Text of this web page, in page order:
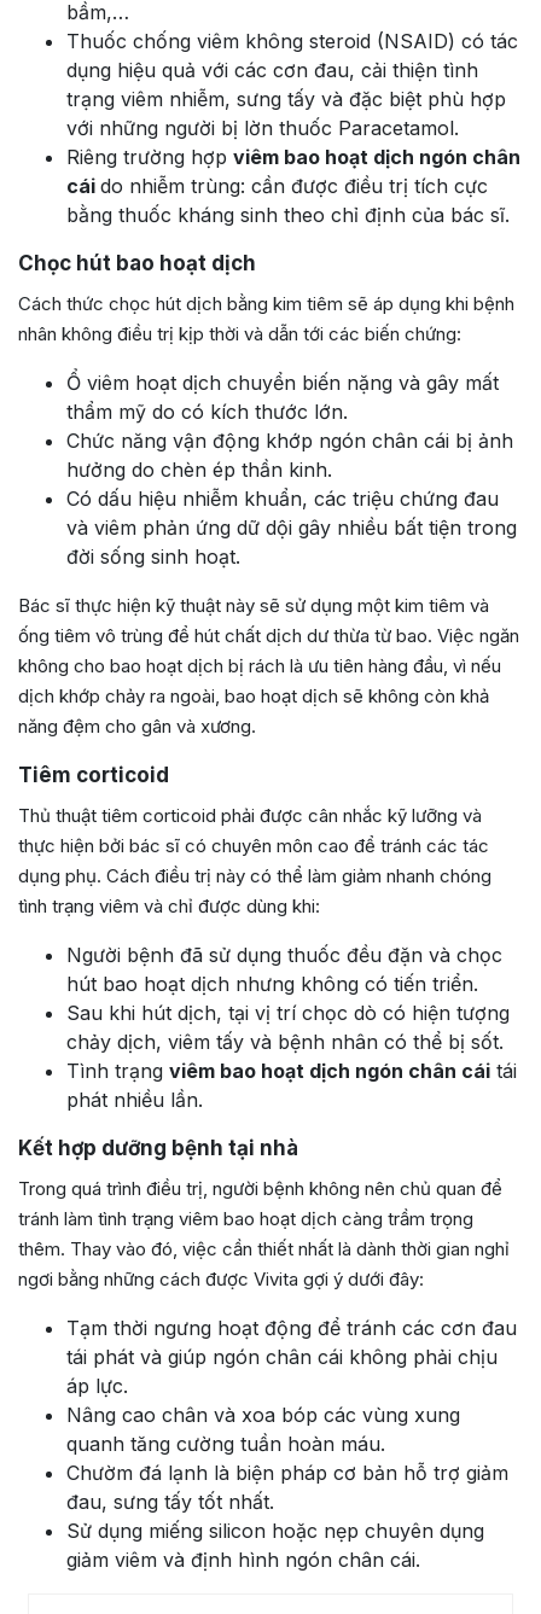
bầm,…
Thuốc chống viêm không steroid (NSAID) có tác
dụng hiệu quả với các cơn đau, cải thiện tình
trạng viêm nhiễm, sưng tấy và đặc biệt phù hợp
với những người bị lờn thuốc Paracetamol.
Riêng trường hợp viêm bao hoạt dịch ngón chân
cái do nhiễm trùng: cần được điều trị tích cực
bằng thuốc kháng sinh theo chỉ định của bác sĩ.
Chọc hút bao hoạt dịch
Cách thức chọc hút dịch bằng kim tiêm sẽ áp dụng khi bệnh
nhân không điều trị kịp thời và dẫn tới các biến chứng:
Ổ viêm hoạt dịch chuyển biến nặng và gây mất
thẩm mỹ do có kích thước lớn.
Chức năng vận động khớp ngón chân cái bị ảnh
hưởng do chèn ép thần kinh.
Có dấu hiệu nhiễm khuẩn, các triệu chứng đau
và viêm phản ứng dữ dội gây nhiều bất tiện trong
đời sống sinh hoạt.
Bác sĩ thực hiện kỹ thuật này sẽ sử dụng một kim tiêm và
ống tiêm vô trùng để hút chất dịch dư thừa từ bao. Việc ngăn
không cho bao hoạt dịch bị rách là ưu tiên hàng đầu, vì nếu
dịch khớp chảy ra ngoài, bao hoạt dịch sẽ không còn khả
năng đệm cho gân và xương.
Tiêm corticoid
Thủ thuật tiêm corticoid phải được cân nhắc kỹ lưỡng và
thực hiện bởi bác sĩ có chuyên môn cao để tránh các tác
dụng phụ. Cách điều trị này có thể làm giảm nhanh chóng
tình trạng viêm và chỉ được dùng khi:
Người bệnh đã sử dụng thuốc đều đặn và chọc
hút bao hoạt dịch nhưng không có tiến triển.
Sau khi hút dịch, tại vị trí chọc dò có hiện tượng
chảy dịch, viêm tấy và bệnh nhân có thể bị sốt.
Tình trạng viêm bao hoạt dịch ngón chân cái tái
phát nhiều lần.
Kết hợp dưỡng bệnh tại nhà
Trong quá trình điều trị, người bệnh không nên chủ quan để
tránh làm tình trạng viêm bao hoạt dịch càng trầm trọng
thêm. Thay vào đó, việc cần thiết nhất là dành thời gian nghỉ
ngơi bằng những cách được Vivita gợi ý dưới đây:
Tạm thời ngưng hoạt động để tránh các cơn đau
tái phát và giúp ngón chân cái không phải chịu
áp lực.
Nâng cao chân và xoa bóp các vùng xung
quanh tăng cường tuần hoàn máu.
Chườm đá lạnh là biện pháp cơ bản hỗ trợ giảm
đau, sưng tấy tốt nhất.
Sử dụng miếng silicon hoặc nẹp chuyên dụng
giảm viêm và định hình ngón chân cái.